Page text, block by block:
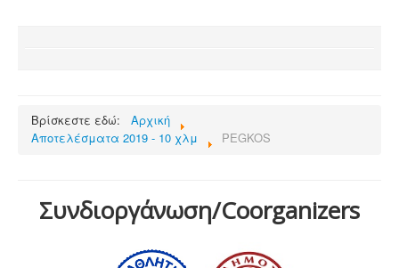
Βρίσκεστε εδώ:
Αρχική
Αποτελέσματα 2019 - 10 χλμ
PEGKOS
Συνδιοργάνωση/Coorganizers